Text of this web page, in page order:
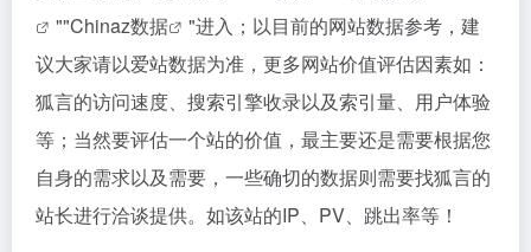
""Chinaz数据
"进入；以目前的网站数据参考，建
议大家请以爱站数据为准，更多网站价值评估因素如：
狐言的访问速度、搜索引擎收录以及索引量、用户体验
等；当然要评估一个站的价值，最主要还是需要根据您
自身的需求以及需要，一些确切的数据则需要找狐言的
站长进行洽谈提供。如该站的IP、PV、跳出率等！